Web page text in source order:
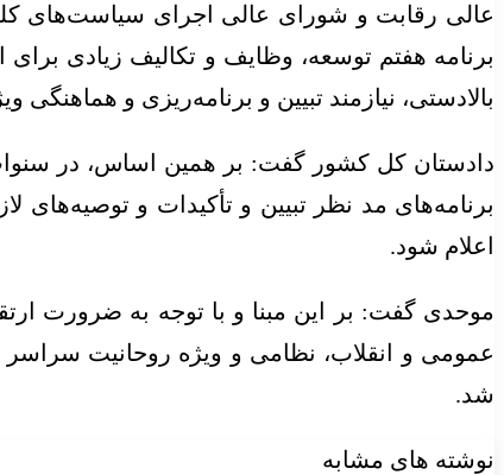
برنامه هفتم توسعه، وظایف و تکالیف زیادی
بالادستی، نیازمند تبیین و برنامه‌ریزی و هماهنگی
دادستان کل کشور گفت: بر همین اساس، در
برنامه‌های مد نظر تبیین و تأکیدات و
اعلام شود.
موحدی گفت: بر این مبنا و با توجه به ضرورت
عمومی و انقلاب، نظامی و ویژه روحانیت
شد.
نوشته های مشابه